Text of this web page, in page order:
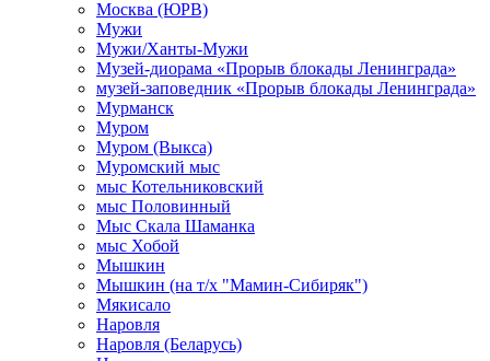
Москва (ЮРВ)
Мужи
Мужи/Ханты-Мужи
Музей-диорама «Прорыв блокады Ленинграда»
музей-заповедник «Прорыв блокады Ленинграда»
Мурманск
Муром
Муром (Выкса)
Муромский мыс
мыс Котельниковский
мыс Половинный
Мыс Скала Шаманка
мыс Хобой
Мышкин
Мышкин (на т/х "Мамин-Сибиряк")
Мякисало
Наровля
Наровля (Беларусь)